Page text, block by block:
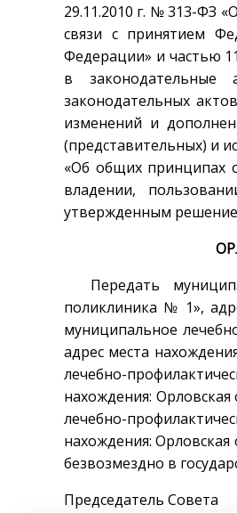
29.11.2010 г. № 313-ФЗ
связи с принятием
Федерации» и частью
в законодательные
законодательных
изменений и
(представительных) и
«Об общих принципах
владении,
утвержденным
Передать
поликлиника № 1»,
муниципальное
адрес места
лечебно-
нахождения:
лечебно-
нахождения:
безвозмездно в